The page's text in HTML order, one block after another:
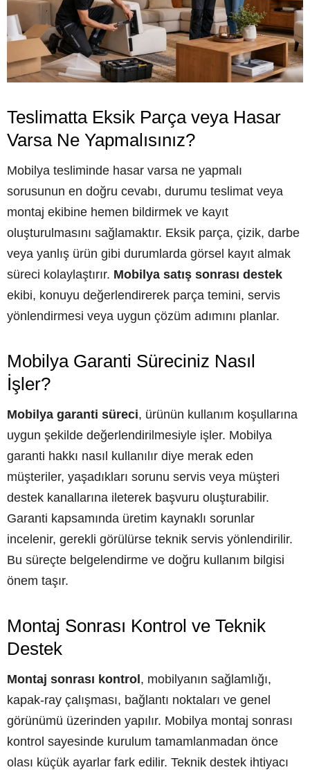
Teslimatta Eksik Parça veya Hasar
Varsa Ne Yapmalısınız?
Mobilya tesliminde hasar varsa ne yapmalı
sorusunun en doğru cevabı, durumu teslimat veya
montaj ekibine hemen bildirmek ve kayıt
oluşturulmasını sağlamaktır. Eksik parça, çizik, darbe
veya yanlış ürün gibi durumlarda görsel kayıt almak
süreci kolaylaştırır. Mobilya satış sonrası destek
ekibi, konuyu değerlendirerek parça temini, servis
yönlendirmesi veya uygun çözüm adımını planlar.
Mobilya Garanti Süreciniz Nasıl
İşler?
Mobilya garanti süreci, ürünün kullanım koşullarına
uygun şekilde değerlendirilmesiyle işler. Mobilya
garanti hakkı nasıl kullanılır diye merak eden
müşteriler, yaşadıkları sorunu servis veya müşteri
destek kanallarına ileterek başvuru oluşturabilir.
Garanti kapsamında üretim kaynaklı sorunlar
incelenir, gerekli görülürse teknik servis yönlendirilir.
Bu süreçte belgelendirme ve doğru kullanım bilgisi
önem taşır.
Montaj Sonrası Kontrol ve Teknik
Destek
Montaj sonrası kontrol , mobilyanın sağlamlığı,
kapak-ray çalışması, bağlantı noktaları ve genel
görünümü üzerinden yapılır. Mobilya montaj sonrası
kontrol sayesinde kurulum tamamlanmadan önce
olası küçük ayarlar fark edilir. Teknik destek ihtiyacı